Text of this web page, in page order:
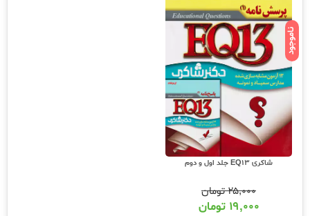
ناموجود
شاکری EQ13 جلد اول و دوم
۲۵,۰۰۰تومان
۱۹,۰۰۰ تومان